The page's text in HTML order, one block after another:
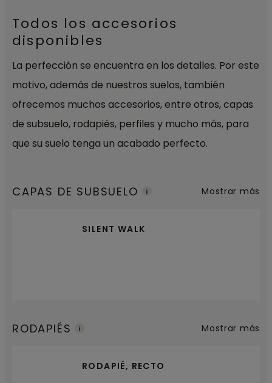
Todos los accesorios
disponibles
La perfección se encuentra en los detalles. Por este
motivo, además de nuestros suelos, también
ofrecemos muchos accesorios, entre otros, capas
de subsuelo, rodapiés, perfiles y mucho más, para
que su suelo tenga un acabado perfecto.
CAPAS DE SUBSUELO
SILENT WALK
Mostrar más
RODAPIÉS
RODAPIÉ, RECTO
Mostrar más